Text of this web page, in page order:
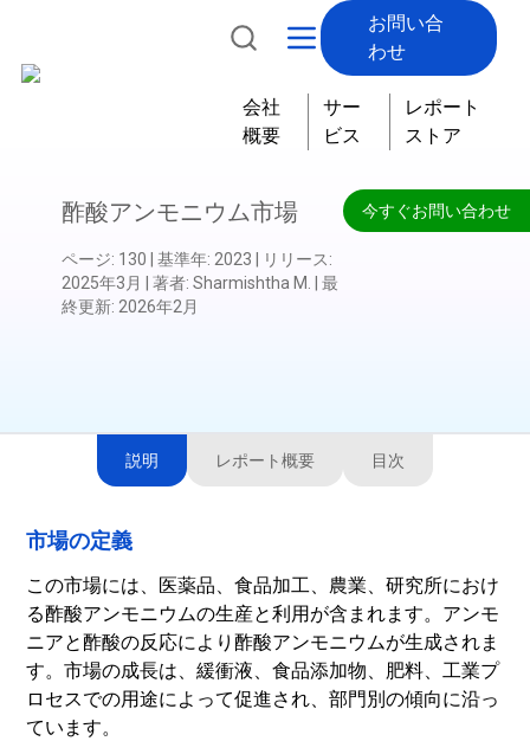
お問い合
わせ
会社
概要
サー
ビス
レポート
ストア
今すぐお問い合わせ
酢酸アンモニウム市場
ページ: 130 基準年: 2023 リリース:
2025年3月
著者: Sharmishtha M.
最
終更新: 2026年2月
説明 レポート概要 目次
市場の定義
この市場には、医薬品、食品加工、農業、研究所におけ
る酢酸アンモニウムの生産と利用が含まれます。アンモ
ニアと酢酸の反応により酢酸アンモニウムが生成されま
す。市場の成長は、緩衝液、食品添加物、肥料、工業プ
ロセスでの用途によって促進され、部門別の傾向に沿っ
ています。